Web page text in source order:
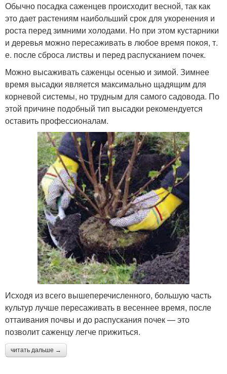
Обычно посадка саженцев происходит весной, так как
это дает растениям наибольший срок для укоренения и
роста перед зимними холодами. Но при этом кустарники
и деревья можно пересаживать в любое время покоя, т.
е. после сброса листвы и перед распусканием почек.
Можно высаживать саженцы осенью и зимой. Зимнее
время высадки является максимально щадящим для
корневой системы, но трудным для самого садовода. По
этой причине подобный тип высадки рекомендуется
оставить профессионалам.
Исходя из всего вышеперечисленного, большую часть
культур лучше пересаживать в весеннее время, после
оттаивания почвы и до распускания почек — это
позволит саженцу легче прижиться.
читать дальше →